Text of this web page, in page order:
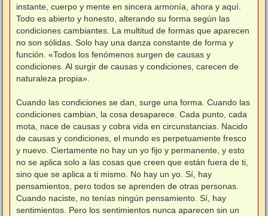
instante, cuerpo y mente en sincera armonía, ahora y aquí.
Todo es abierto y honesto, alterando su forma según las
condiciones cambiantes. La multitud de formas que aparecen
no son sólidas. Solo hay una danza constante de forma y
función. «Todos los fenómenos surgen de causas y
condiciones. Al surgir de causas y condiciones, carecen de
naturaleza propia».
Cuando las condiciones se dan, surge una forma. Cuando las
condiciones cambian, la cosa desaparece. Cada punto, cada
mota, nace de causas y cobra vida en circunstancias. Nacido
de causas y condiciones, el mundo es perpetuamente fresco
y nuevo. Ciertamente no hay un yo fijo y permanente, y esto
no se aplica solo a las cosas que creen que están fuera de ti,
sino que se aplica a ti mismo. No hay un yo. Sí, hay
pensamientos, pero todos se aprenden de otras personas.
Cuando naciste, no tenías ningún pensamiento. Sí, hay
sentimientos. Pero los sentimientos nunca aparecen sin un